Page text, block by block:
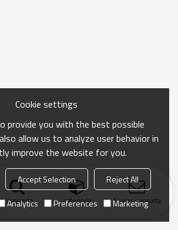
búsqueda categoría Enviar consulta
Cookie settings
provide you with the best possible
allow us to analyze user behavior in
improve the website for you.
Accept Selection
Reject All
Analytics Preferences Marketing